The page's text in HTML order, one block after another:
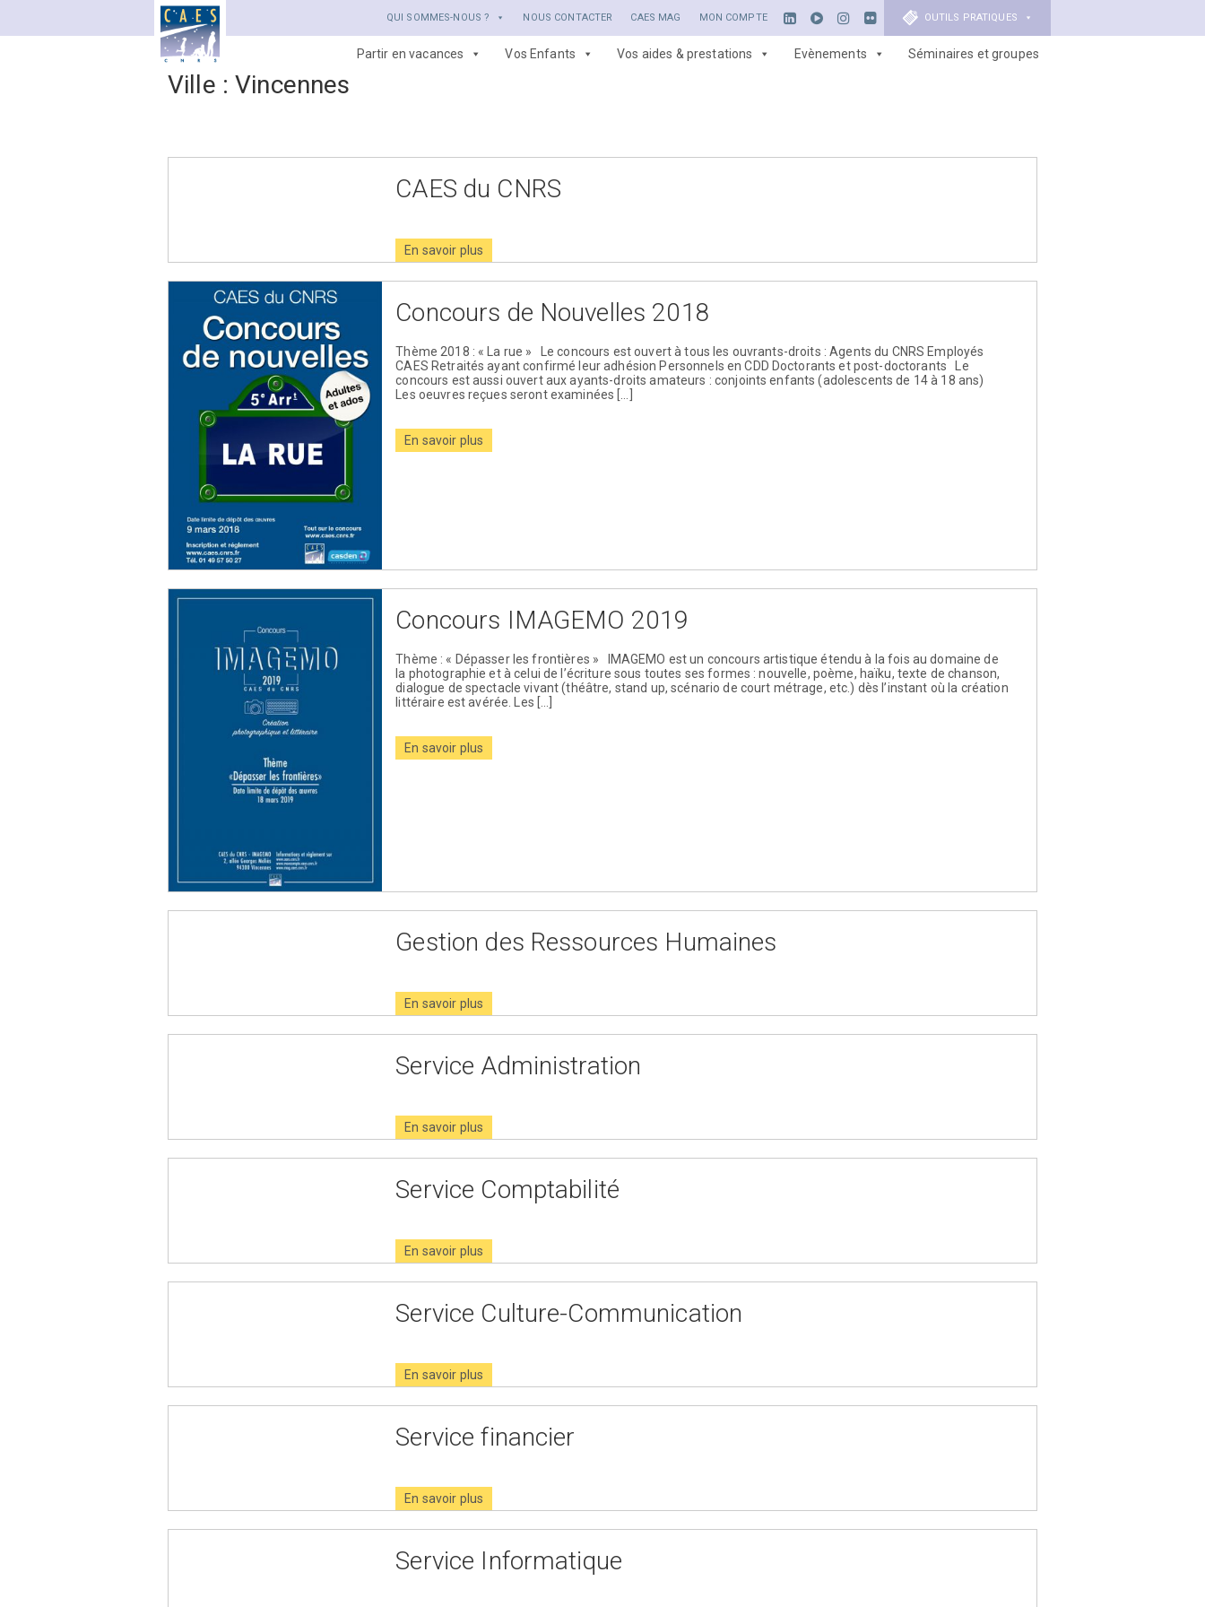
QUI SOMMES-NOUS ? NOUS CONTACTER CAES MAG MON COMPTE OUTILS PRATIQUES
Partir en vacances Vos Enfants Vos aides & prestations Evènements Séminaires et groupes
Ville :Vincennes
CAES du CNRS
En savoir plus
Concours de Nouvelles 2018
Thème 2018 : « La rue » Le concours est ouvert à tous les ouvrants-droits : Agents du CNRS Employés
CAES Retraités ayant confirmé leur adhésion Personnels en CDD Doctorants et post-doctorants Le
concours est aussi ouvert aux ayants-droits amateurs : conjoints enfants (adolescents de 14 à 18 ans)
Les oeuvres reçues seront examinées […]
En savoir plus
Concours IMAGEMO 2019
Thème : « Dépasser les frontières » IMAGEMO est un concours artistique étendu à la fois au domaine de
la photographie et à celui de l’écriture sous toutes ses formes : nouvelle, poème, haïku, texte de chanson,
dialogue de spectacle vivant (théâtre, stand up, scénario de court métrage, etc.) dès l’instant où la création
littéraire est avérée. Les […]
En savoir plus
Gestion des Ressources Humaines
En savoir plus
Service Administration
En savoir plus
Service Comptabilité
En savoir plus
Service Culture-Communication
En savoir plus
Service financier
En savoir plus
Service Informatique
Navigation